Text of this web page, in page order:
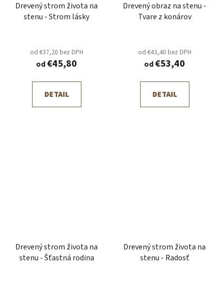
Drevený strom života na
stenu - Strom lásky
od €37,20 bez DPH
od€45,80
DETAIL
Drevený obraz na stenu -
Tvare z konárov
od €43,40 bez DPH
od€53,40
DETAIL
Drevený strom života na
stenu - Šťastná rodina
Drevený strom života na
stenu - Radosť